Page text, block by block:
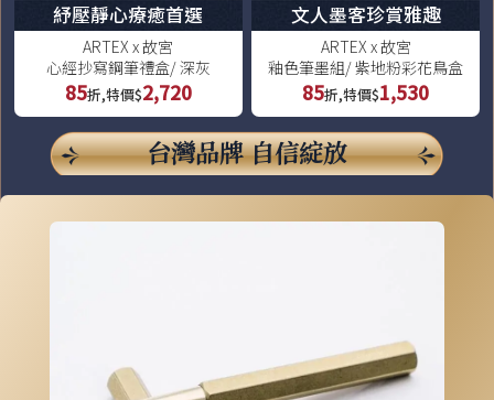
紓壓靜心療癒首選
ARTEX x 故宮
心經抄寫鋼筆禮盒/ 深灰
85折,特價$2,720
文人墨客珍賞雅趣
ARTEX x 故宮
釉色筆墨組/ 紫地粉彩花鳥盒
85折,特價$1,530
台灣品牌 自信綻放